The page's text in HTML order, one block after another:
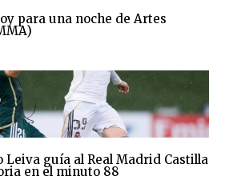
para una noche de Artes
Leiva guía al Real Madrid Castilla
en el minuto 88